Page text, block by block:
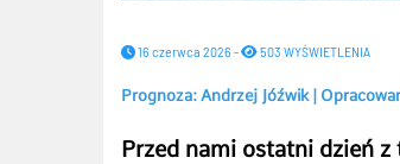
16 czerwca 2026 - 503 WYŚWIETLENIA
Prognoza: Andrzej Jóźwik |
Przed nami ostatni dzień